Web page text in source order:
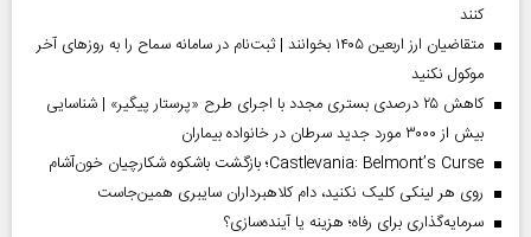
کنند
متقاضیان ارز اربعین ۱۴۰۵ بخوانند | ثبت‌نام در سامانه سماح را به روز‌های آخر
موکول نکنید
کاهش ۲۵ درصدی بستری مجدد با اجرای طرح «پرستار پیگیر» | شناسایی
بیش از ۳۰۰۰ مورد جدید سرطان در خانواده بیماران
Castlevania: Belmont’s Curse؛ بازگشت باشکوه شکارچیان خون‌آشام
روی هر لینکی کلیک نکنید، دام کلاهبرداران سایبری همین‌جاست
سرمایه‌گذاری برای رفاه؛ هزینه یا آینده‌سازی؟